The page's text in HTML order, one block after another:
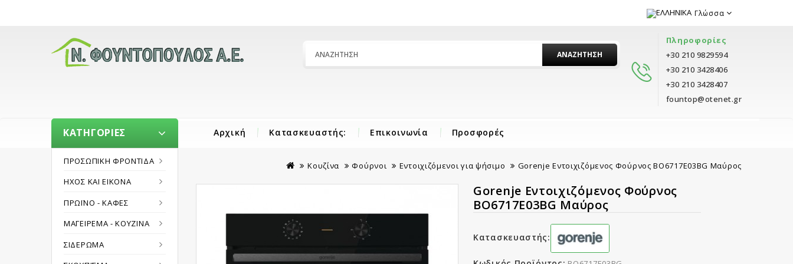
Γλώσσα
ΑΝΑΖΉΤΗΣΗ
Πληροφορίες
+30 210 9829594
+30 210 3428406
+30 210 3428407
fountop@otenet.gr
ΚΑΤΗΓΟΡΊΕΣ Αρχική Κατασκευαστής: Επικοινωνία Προσφορές
ΠΡΟΣΩΠΙΚΉ ΦΡΟΝΤΊΔΑ
ΉΧΟΣ ΚΑΙ ΕΙΚΌΝΑ
ΠΡΩΪΝΌ - ΚΑΦΈΣ
ΜΑΓΕΊΡΕΜΑ - ΚΟΥΖΊΝΑ
ΣΙΔΈΡΩΜΑ
Κουζίνα Φούρνοι Εντοιχιζόμενοι για ψήσιμο Gorenje Εντοιχιζόμενος Φούρνος BO6717E03BG Μαύρος
Gorenje Εντοιχιζόμενος Φούρνος
BO6717E03BG Μαύρος
Κατασκευαστής: